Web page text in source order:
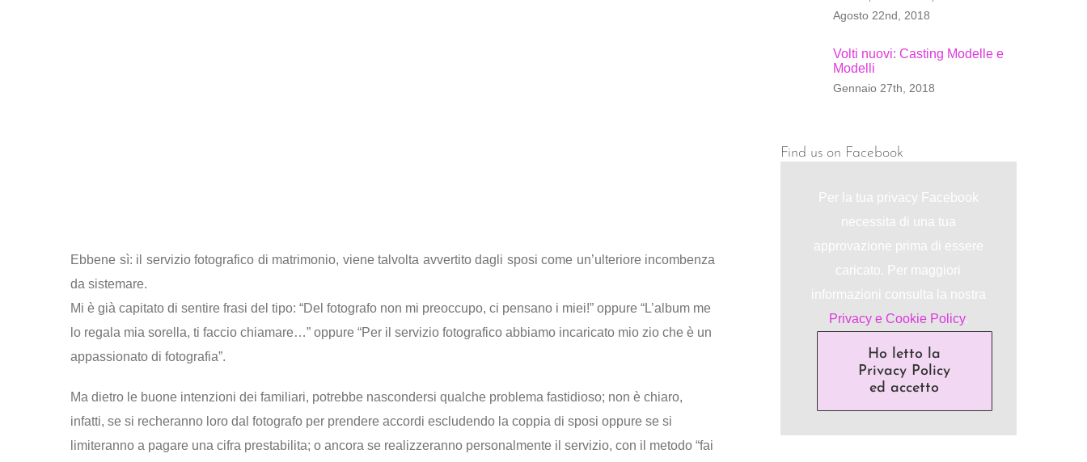
Ebbene sì: il servizio fotografico di matrimonio, viene talvolta avvertito dagli sposi come un’ulteriore incombenza
da sistemare.
Mi è già capitato di sentire frasi del tipo: “Del fotografo non mi preoccupo, ci pensano i miei!” oppure “L’album me
lo regala mia sorella, ti faccio chiamare…” oppure “Per il servizio fotografico abbiamo incaricato mio zio che è un
appassionato di fotografia”.
Ma dietro le buone intenzioni dei familiari, potrebbe nascondersi qualche problema fastidioso; non è chiaro,
infatti, se si recheranno loro dal fotografo per prendere accordi escludendo la coppia di sposi oppure se si
limiteranno a pagare una cifra prestabilita; o ancora se realizzeranno personalmente il servizio, con il metodo “fai
Agosto 22nd, 2018
Volti nuovi: Casting Modelle e
Modelli
Gennaio 27th, 2018
Find us on Facebook
Per la tua privacy Facebook
necessita di una tua
approvazione prima di essere
caricato. Per maggiori
informazioni consulta la nostra
Privacy e Cookie Policy.
Ho letto la
Privacy Policy
ed accetto